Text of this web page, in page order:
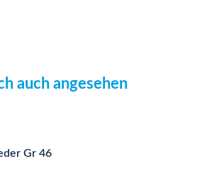
auch angesehen
Gr 46